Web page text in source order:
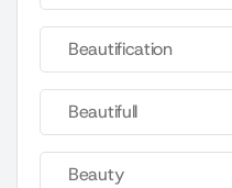
Beautification
Beautifull
Beauty